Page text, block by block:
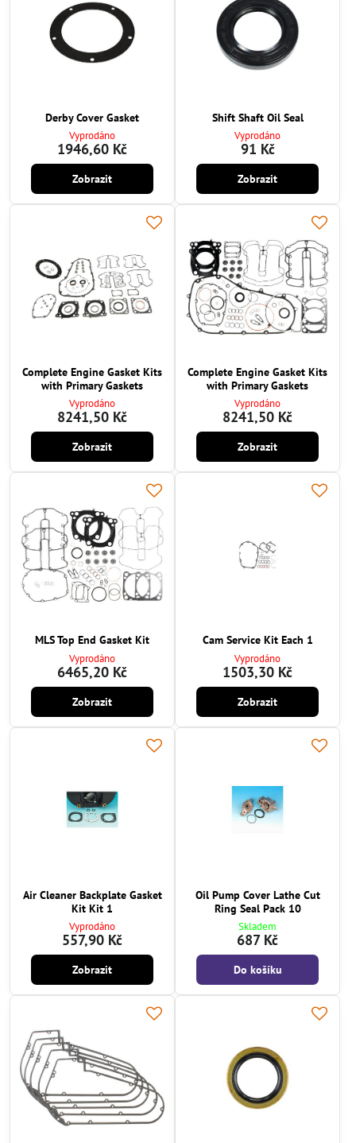
Derby Cover Gasket
Vyprodáno
1946,60 Kč
Zobrazit
Shift Shaft Oil Seal
Vyprodáno
91 Kč
Zobrazit
Complete Engine Gasket Kits
with Primary Gaskets
Vyprodáno
8241,50 Kč
Zobrazit
Complete Engine Gasket Kits
with Primary Gaskets
Vyprodáno
8241,50 Kč
Zobrazit
MLS Top End Gasket Kit
Vyprodáno
6465,20 Kč
Zobrazit
Cam Service Kit Each 1
Vyprodáno
1503,30 Kč
Zobrazit
Air Cleaner Backplate Gasket
Kit Kit 1
Vyprodáno
557,90 Kč
Zobrazit
Oil Pump Cover Lathe Cut
Ring Seal Pack 10
Skladem
687 Kč
Do košíku